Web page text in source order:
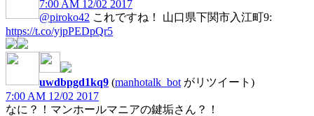
7:00 AM 12/02 2017
@piroko42 これですね！ 山口県下関市入江町9:
https://t.co/yjpPEDpQr5
uwdbpgd1kq9 (manhotalk_bot がリツイート)
7:00 AM 12/02 2017
なに？！マンホールマニアの鍵垢さん？！